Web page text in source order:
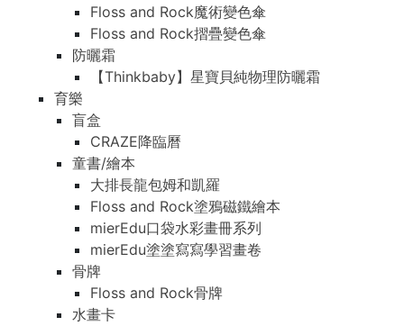
Floss and Rock魔術變色傘
Floss and Rock摺疊變色傘
防曬霜
【Thinkbaby】星寶貝純物理防曬霜
育樂
盲盒
CRAZE降臨曆
童書/繪本
大排長龍包姆和凱羅
Floss and Rock塗鴉磁鐵繪本
mierEdu口袋水彩畫冊系列
mierEdu塗塗寫寫學習畫卷
骨牌
Floss and Rock骨牌
水畫卡